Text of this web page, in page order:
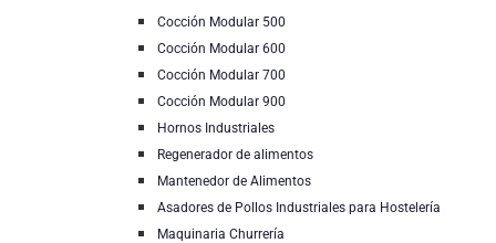
Cocción Modular 500
Cocción Modular 600
Cocción Modular 700
Cocción Modular 900
Hornos Industriales
Regenerador de alimentos
Mantenedor de Alimentos
Asadores de Pollos Industriales para Hostelería
Maquinaria Churrería